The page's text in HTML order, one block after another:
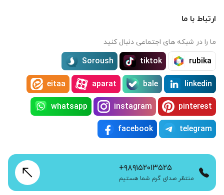
ارتباط با ما
ما را در شبکه های اجتماعی دنبال کنید
rubika
tiktok
Soroush
linkedin
bale
aparat
eitaa
pinterest
instagram
whatsapp
telegram
facebook
+۹۸۹۱۵۲۰۱۳۵۲۵
منتظر صدای گرم شما هستیم